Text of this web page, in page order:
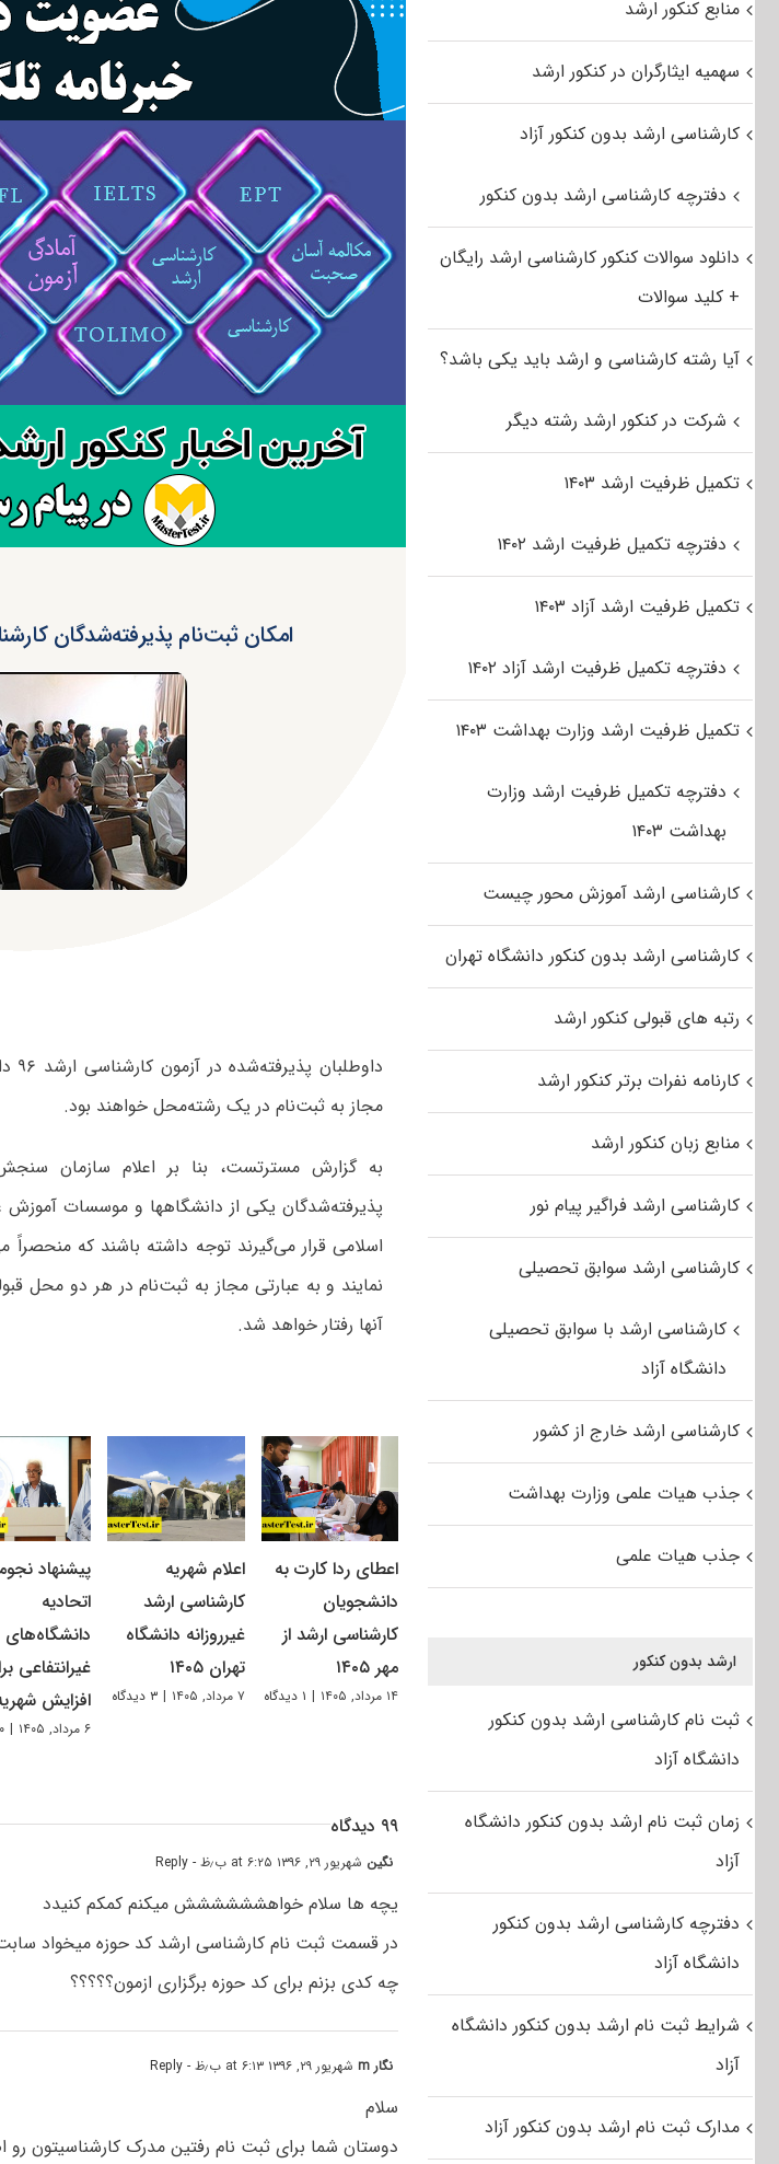
امکان ثبت‌نام پذیرفته‌شدگان کارشناسی ارشد
مجاز به ثبت‌نام در یک رشته‌محل خواهند بود.
به گزارش مسترتست، بنا بر اعلام سازمان
پذیرفته‌شدگان یکی از دانشگاهها و موسسات آموزش
اسلامی قرار می‌گیرند توجه داشته باشند که منحصراً
نمایند و به عبارتی مجاز به ثبت‌نام در هر دو محل
آنها رفتار خواهد شد.
اعطای ردا کارت به
دانشجویان
کارشناسی ارشد از
مهر ۱۴۰۵
۱۴ مرداد, ۱۴۰۵ | ۱ دیدگاه
اعلام شهریه
کارشناسی ارشد
غیرروزانه دانشگاه
تهران ۱۴۰۵
۷ مرداد, ۱۴۰۵ | ۳ دیدگاه
پیشنهاد
اتحادیه
دانشگاه‌های
غیرانتفاعی
افزایش شهریه
۶ مرداد, ۱۴۰۵ | ۰ دیدگاه
۹۹ دیدگاه
نگین شهریور ۲۹, ۱۳۹۶ at ۶:۲۵ ب٫ظ - Reply
یچه ها سلام خواهشششششش میکنم کمکم کنیدد
در قسمت ثبت نام کارشناسی ارشد کد حوزه میخواد
چه کدی بزنم برای کد حوزه برگزاری ازمون؟؟؟؟؟
نگار m شهریور ۲۹, ۱۳۹۶ at ۶:۱۳ ب٫ظ - Reply
سلام
دوستان شما برای ثبت نام رفتین مدرک کارشناسیتون
منابع کنکور ارشد
سهمیه ایثارگران در کنکور ارشد
کارشناسی ارشد بدون کنکور آزاد
دفترچه کارشناسی ارشد بدون کنکور
دانلود سوالات کنکور کارشناسی ارشد رایگان
+ کلید سوالات
آیا رشته کارشناسی و ارشد باید یکی باشد؟
شرکت در کنکور ارشد رشته دیگر
تکمیل ظرفیت ارشد ۱۴۰۳
دفترچه تکمیل ظرفیت ارشد ۱۴۰۲
تکمیل ظرفیت ارشد آزاد ۱۴۰۳
دفترچه تکمیل ظرفیت ارشد آزاد ۱۴۰۲
تکمیل ظرفیت ارشد وزارت بهداشت ۱۴۰۳
دفترچه تکمیل ظرفیت ارشد وزارت
بهداشت ۱۴۰۳
کارشناسی ارشد آموزش محور چیست
کارشناسی ارشد بدون کنکور دانشگاه تهران
رتبه های قبولی کنکور ارشد
کارنامه نفرات برتر کنکور ارشد
منابع زبان کنکور ارشد
کارشناسی ارشد فراگیر پیام نور
کارشناسی ارشد سوابق تحصیلی
کارشناسی ارشد با سوابق تحصیلی
دانشگاه آزاد
کارشناسی ارشد خارج از کشور
جذب هیات علمی وزارت بهداشت
جذب هیات علمی
ارشد بدون کنکور
ثبت نام کارشناسی ارشد بدون کنکور
دانشگاه آزاد
زمان ثبت نام ارشد بدون کنکور دانشگاه
آزاد
دفترچه کارشناسی ارشد بدون کنکور
دانشگاه آزاد
شرایط ثبت نام ارشد بدون کنکور دانشگاه
آزاد
مدارک ثبت نام ارشد بدون کنکور آزاد